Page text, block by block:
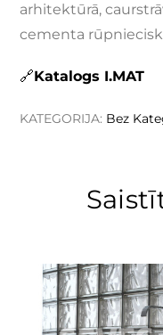
arhitektūrā,
cementa
Katalogs I.MAT
KATEGORIJA: Bez